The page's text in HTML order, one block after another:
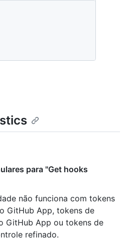
para "Get hooks
não funciona com tokens
GitHub App, tokens de
GitHub App ou tokens de
refinado.